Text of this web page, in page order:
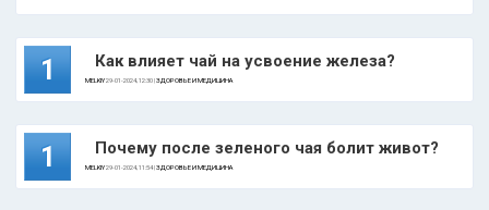
1 Как влияет чай на усвоение железа?
MELKIY29-01-2024, 12:30 |ЗДОРОВЬЕ И МЕДИЦИНА
1 Почему после зеленого чая болит живот?
MELKIY29-01-2024, 11:54 |ЗДОРОВЬЕ И МЕДИЦИНА